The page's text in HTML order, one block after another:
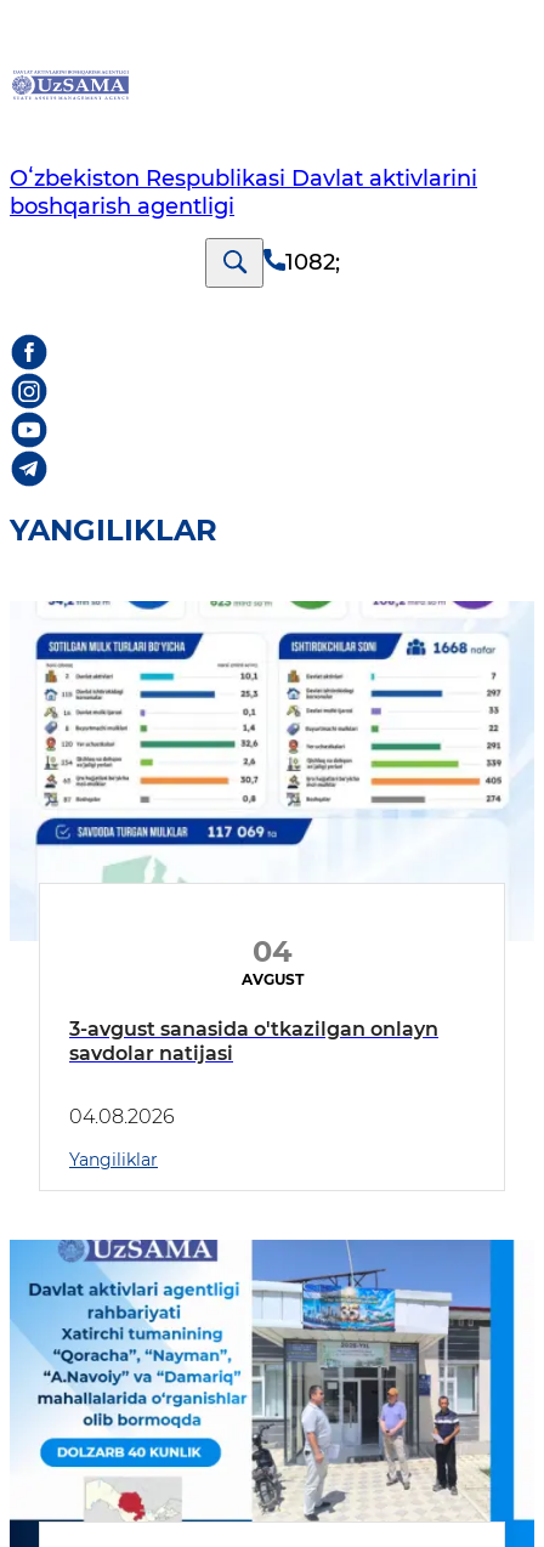
Oʻzbekiston Respublikasi Davlat aktivlarini
boshqarish agentligi
1082;
YANGILIKLAR
04
AVGUST
3-avgust sanasida o'tkazilgan onlayn
savdolar natijasi
04.08.2026
Yangiliklar